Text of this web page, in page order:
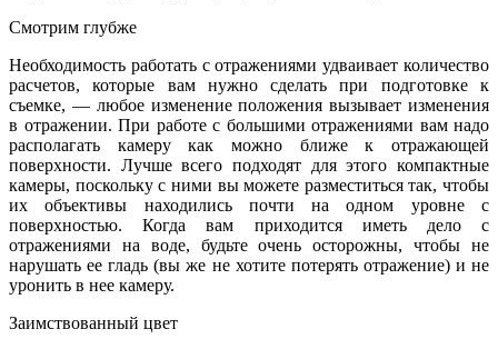
Смотрим глубже
Необходимость работать с отражениями удваивает количество
расчетов, которые вам нужно сделать при подготовке к
съемке, — любое изменение положения вызывает изменения
в отражении. При работе с большими отражениями вам надо
располагать камеру как можно ближе к отражающей
поверхности. Лучше всего подходят для этого компактные
камеры, поскольку с ними вы можете разместиться так, чтобы
их объективы находились почти на одном уровне с
поверхностью. Когда вам приходится иметь дело с
отражениями на воде, будьте очень осторожны, чтобы не
нарушать ее гладь (вы же не хотите потерять отражение) и не
уронить в нее камеру.
Заимствованный цвет